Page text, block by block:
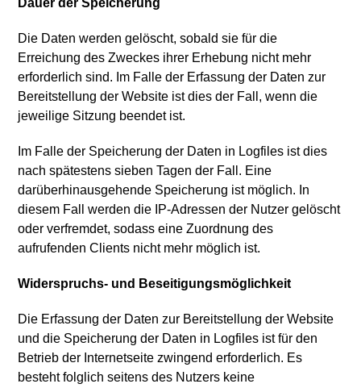
Dauer der Speicherung
Die Daten werden gelöscht, sobald sie für die
Erreichung des Zweckes ihrer Erhebung nicht mehr
erforderlich sind. Im Falle der Erfassung der Daten zur
Bereitstellung der Website ist dies der Fall, wenn die
jeweilige Sitzung beendet ist.
Im Falle der Speicherung der Daten in Logfiles ist dies
nach spätestens sieben Tagen der Fall. Eine
darüberhinausgehende Speicherung ist möglich. In
diesem Fall werden die IP-Adressen der Nutzer gelöscht
oder verfremdet, sodass eine Zuordnung des
aufrufenden Clients nicht mehr möglich ist.
Widerspruchs- und Beseitigungsmöglichkeit
Die Erfassung der Daten zur Bereitstellung der Website
und die Speicherung der Daten in Logfiles ist für den
Betrieb der Internetseite zwingend erforderlich. Es
besteht folglich seitens des Nutzers keine